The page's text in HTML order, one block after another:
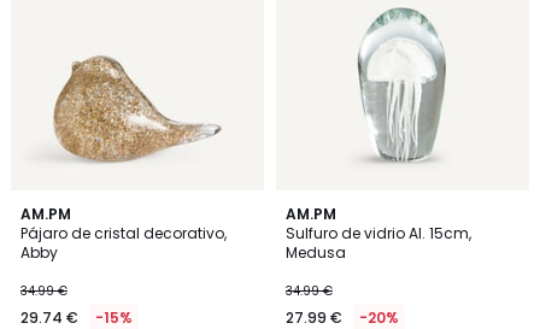
AM.PM
Pájaro de cristal decorativo,
Abby
34.99 €
29.74 € -15%
4,7
/ 5
AM.PM
Sulfuro de vidrio Al. 15cm,
Medusa
34.99 €
27.99 € -20%
4,6
/ 5